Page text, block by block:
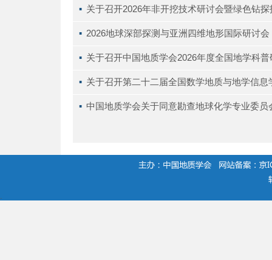
▪ 关于召开2026年非开挖技术研讨会暨绿色钻
▪ 2026地球深部探测与亚洲四维地形国际研讨
▪ 关于召开中国地质学会2026年度全国地学科
▪ 关于召开第二十二届全国数学地质与地学信
▪ 中国地质学会关于同意勘查地球化学专业委
.